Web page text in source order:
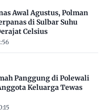
Awal Agustus, Polman
di Sulbar Suhu
Celsius
Panggung di Polewali
Keluarga Tewas